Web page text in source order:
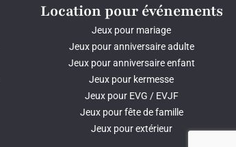
Location pour événements
Jeux pour mariage
Jeux pour anniversaire adulte
Jeux pour anniversaire enfant
Jeux pour kermesse
Jeux pour EVG / EVJF
Jeux pour fête de famille
Jeux pour extérieur